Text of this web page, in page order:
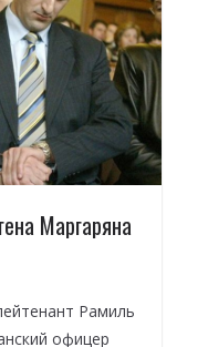
Маргаряна
Рамиль
офицер